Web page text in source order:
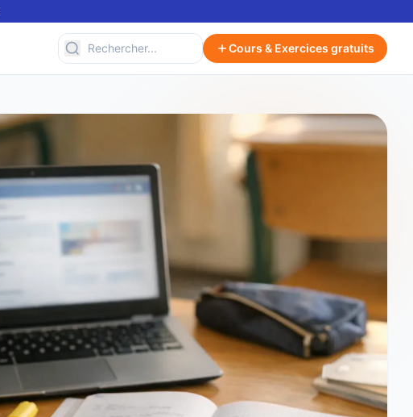
Cours & Exercices gratuits